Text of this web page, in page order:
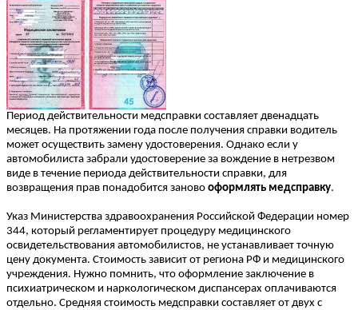
Период действительности медсправки составляет двенадцать
месяцев. На протяжении года после получения справки водитель
может осуществить замену удостоверения. Однако если у
автомобилиста забрали удостоверение за вождение в нетрезвом
виде в течение периода действительности справки, для
возвращения прав понадобится заново оформлять медсправку.
Указ Министерства здравоохранения Российской Федерации номер
344, который регламентирует процедуру медицинского
освидетельствования автомобилистов, не устанавливает точную
цену документа. Стоимость зависит от региона РФ и медицинского
учреждения. Нужно помнить, что оформление заключение в
психиатрическом и наркологическом диспансерах оплачиваются
отдельно. Средняя стоимость медсправки составляет от двух с